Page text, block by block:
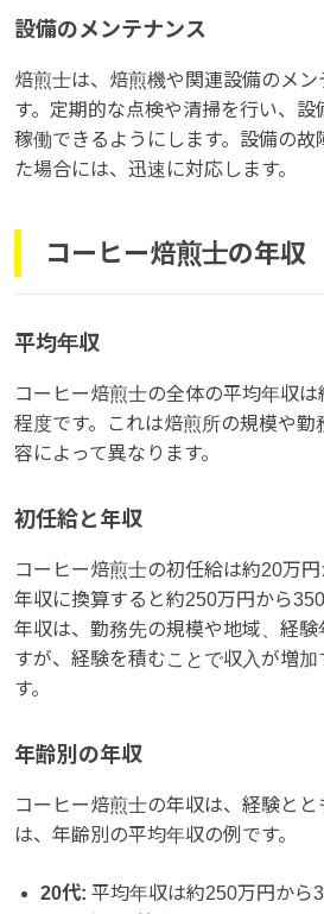
設備のメンテナンス
焙煎士は、焙煎機や関連設備のメ
す。定期的な点検や清掃を行い、設
稼働できるようにします。設備の故
た場合には、迅速に対応します。
コーヒー焙煎士の年収
平均年収
コーヒー焙煎士の全体の平均年収
程度です。これは焙煎所の規模や勤
容によって異なります。
初任給と年収
コーヒー焙煎士の初任給は約20万円
年収に換算すると約250万円から
年収は、勤務先の規模や地域、経験
すが、経験を積むことで収入が増
す。
年齢別の年収
コーヒー焙煎士の年収は、経験と
は、年齢別の平均年収の例です。
20代: 平均年収は約250万円から